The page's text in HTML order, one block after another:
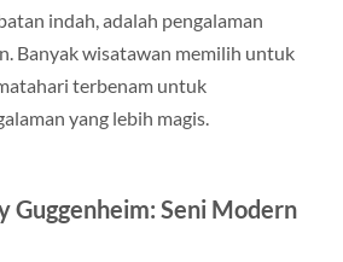
indah, adalah pengalaman
Banyak wisatawan memilih untuk
terbenam untuk
yang lebih magis.
Guggenheim: Seni Modern